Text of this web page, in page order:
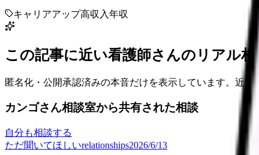
キャリアアップ高収入年収
この記事に近い看護師さんのリアル相
匿名化・公開承認済みの本音だけを表示しています。近い
カンゴさん相談室から共有された相談
自分も相談する
ただ聞いてほしいrelationships2026/6/13